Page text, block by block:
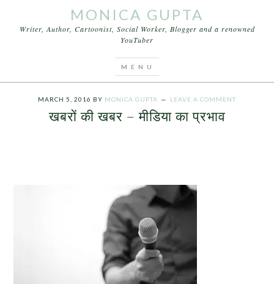
MONICA GUPTA
Writer, Author, Cartoonist, Social Worker, Blogger and a renowned
YouTuber
MARCH 5, 2016 BY MONICA GUPTA LEAVE A COMMENT
खबरों की खबर – मीडिया का प्रभाव